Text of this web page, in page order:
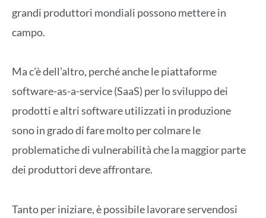
grandi produttori mondiali possono mettere in
campo.
Ma c’è dell’altro, perché anche le piattaforme
software-as-a-service (SaaS) per lo sviluppo dei
prodotti e altri software utilizzati in produzione
sono in grado di fare molto per colmare le
problematiche di vulnerabilità che la maggior parte
dei produttori deve affrontare.
Tanto per iniziare, è possibile lavorare servendosi